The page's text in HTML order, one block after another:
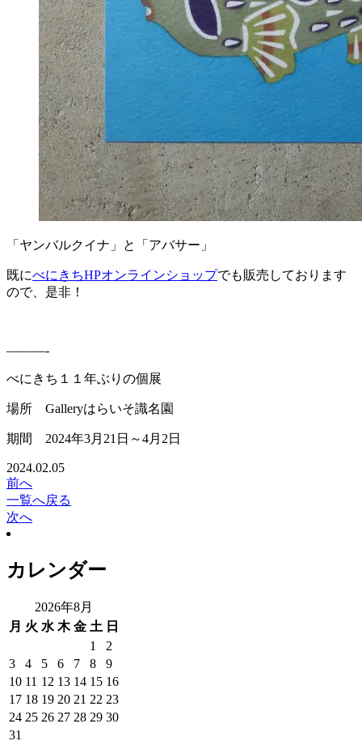
「ヤンバルクイナ」と「アバサー」
既にべにきちHPオンラインショップでも販売しております
ので、是非！
———-
べにきち１１年ぶりの個展
場所 Galleryはらいそ識名園
期間 2024年3月21日～4月2日
2024.02.05
前へ
一覧へ戻る
次へ
カレンダー
2026年8月
月 火 水 木 金 土 日
1
2
3
4 5 6 7 8
9
10 11 12 13 14 15 16
17 18 19 20 21 22 23
24 25 26 27 28 29 30
31